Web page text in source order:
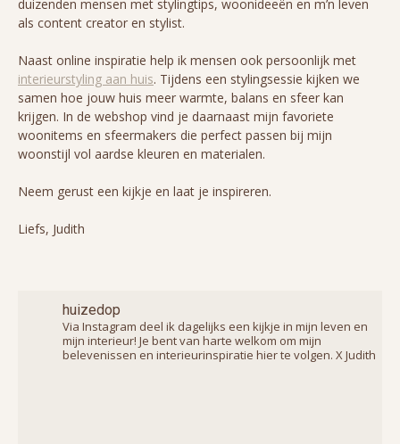
duizenden mensen met stylingtips, woonideeën en m’n leven
als content creator en stylist.
Naast online inspiratie help ik mensen ook persoonlijk met
interieurstyling aan huis. Tijdens een stylingsessie kijken we
samen hoe jouw huis meer warmte, balans en sfeer kan
krijgen. In de webshop vind je daarnaast mijn favoriete
woonitems en sfeermakers die perfect passen bij mijn
woonstijl vol aardse kleuren en materialen.
Neem gerust een kijkje en laat je inspireren.
Liefs, Judith
huizedop
Via Instagram deel ik dagelijks een kijkje in mijn leven en
mijn interieur! Je bent van harte welkom om mijn
belevenissen en interieurinspiratie hier te volgen. X Judith